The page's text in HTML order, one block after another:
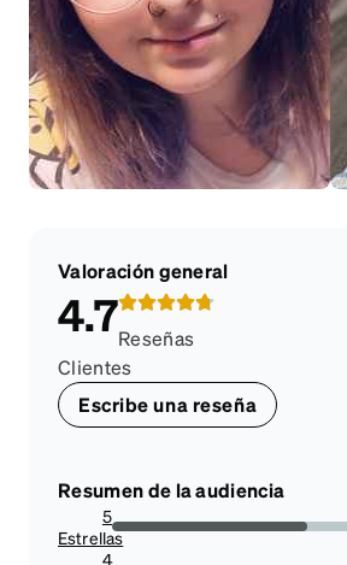
Valoración general
4.7Reseñas
Clientes
Escribe una reseña
Resumen de la audiencia
5
Estrellas81.08108108108108%
4